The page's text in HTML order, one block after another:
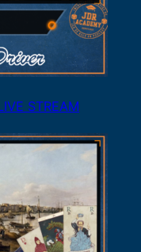
STREAM